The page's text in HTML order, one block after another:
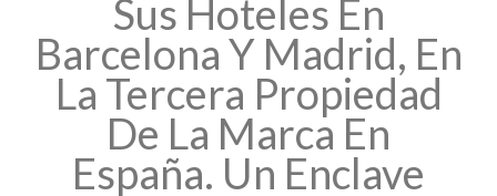
Sus Hoteles En
Barcelona Y Madrid, En
La Tercera Propiedad
De La Marca En
España. Un Enclave